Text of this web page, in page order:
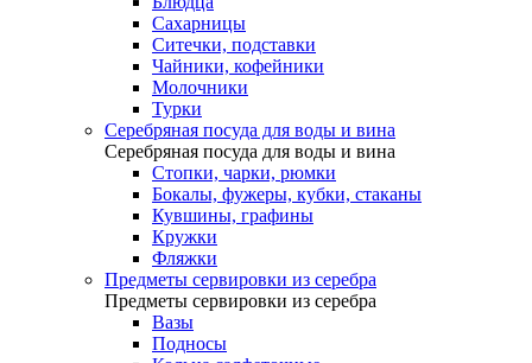
Сахарницы
Ситечки, подставки
Чайники, кофейники
Молочники
Турки
Серебряная посуда для воды и вина
Серебряная посуда для воды и вина
Стопки, чарки, рюмки
Бокалы, фужеры, кубки, стаканы
Кувшины, графины
Кружки
Фляжки
Предметы сервировки из серебра
Предметы сервировки из серебра
Вазы
Подносы